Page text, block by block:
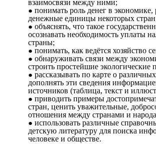
взаимосвязи между ними;
понимать роль денег в экономике,
денежные единицы некоторых
объяснять, что такое
осознавать необходимость уплаты
страны;
понимать, как ведётся хозяйство
обнаруживать связи между
строить простейшие экологические
рассказывать по карте о
дополнять эти сведения
источников (таблица, текст и
приводить примеры
стран, ценить уважительные,
отношения между странами и
использовать различные
детскую литературу для поиска
человеке и обществе.